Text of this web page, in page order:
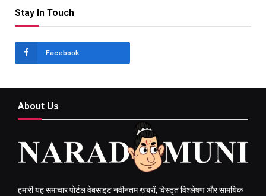
Stay In Touch
Facebook
About Us
हमारी यह समाचार पोर्टल वेबसाइट नवीनतम ख़बरों, विस्तृत विश्लेषण और सामयिक